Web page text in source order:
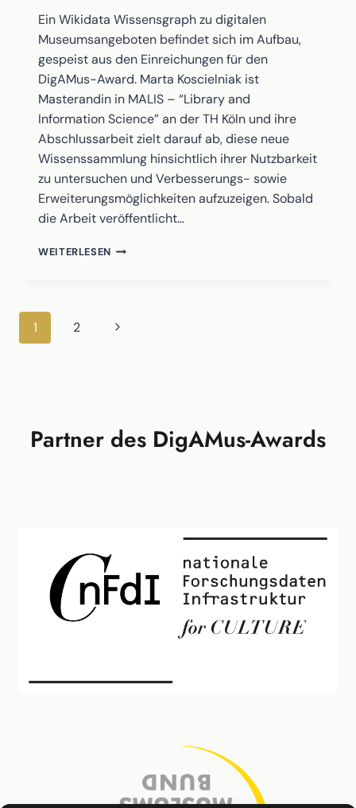
Ein Wikidata Wissensgraph zu digitalen
Museumsangeboten befindet sich im Aufbau,
gespeist aus den Einreichungen für den
DigAMus-Award. Marta Koscielniak ist
Masterandin in MALIS – “Library and
Information Science” an der TH Köln und ihre
Abschlussarbeit zielt darauf ab, diese neue
Wissenssammlung hinsichtlich ihrer Nutzbarkeit
zu untersuchen und Verbesserungs- sowie
Erweiterungsmöglichkeiten aufzuzeigen. Sobald
die Arbeit veröffentlicht…
WEITERLESEN MASTERARBEIT
Seitennavigation
1 2
Nächste
Partner des DigAMus-Awards